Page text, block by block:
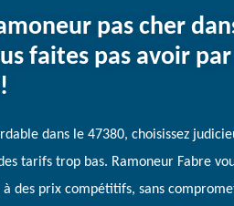
pas cher
faites pas avoir
dans le 47380, choisissez
tarifs trop bas. Ramoneur Fabre
à des prix compétitifs, sans